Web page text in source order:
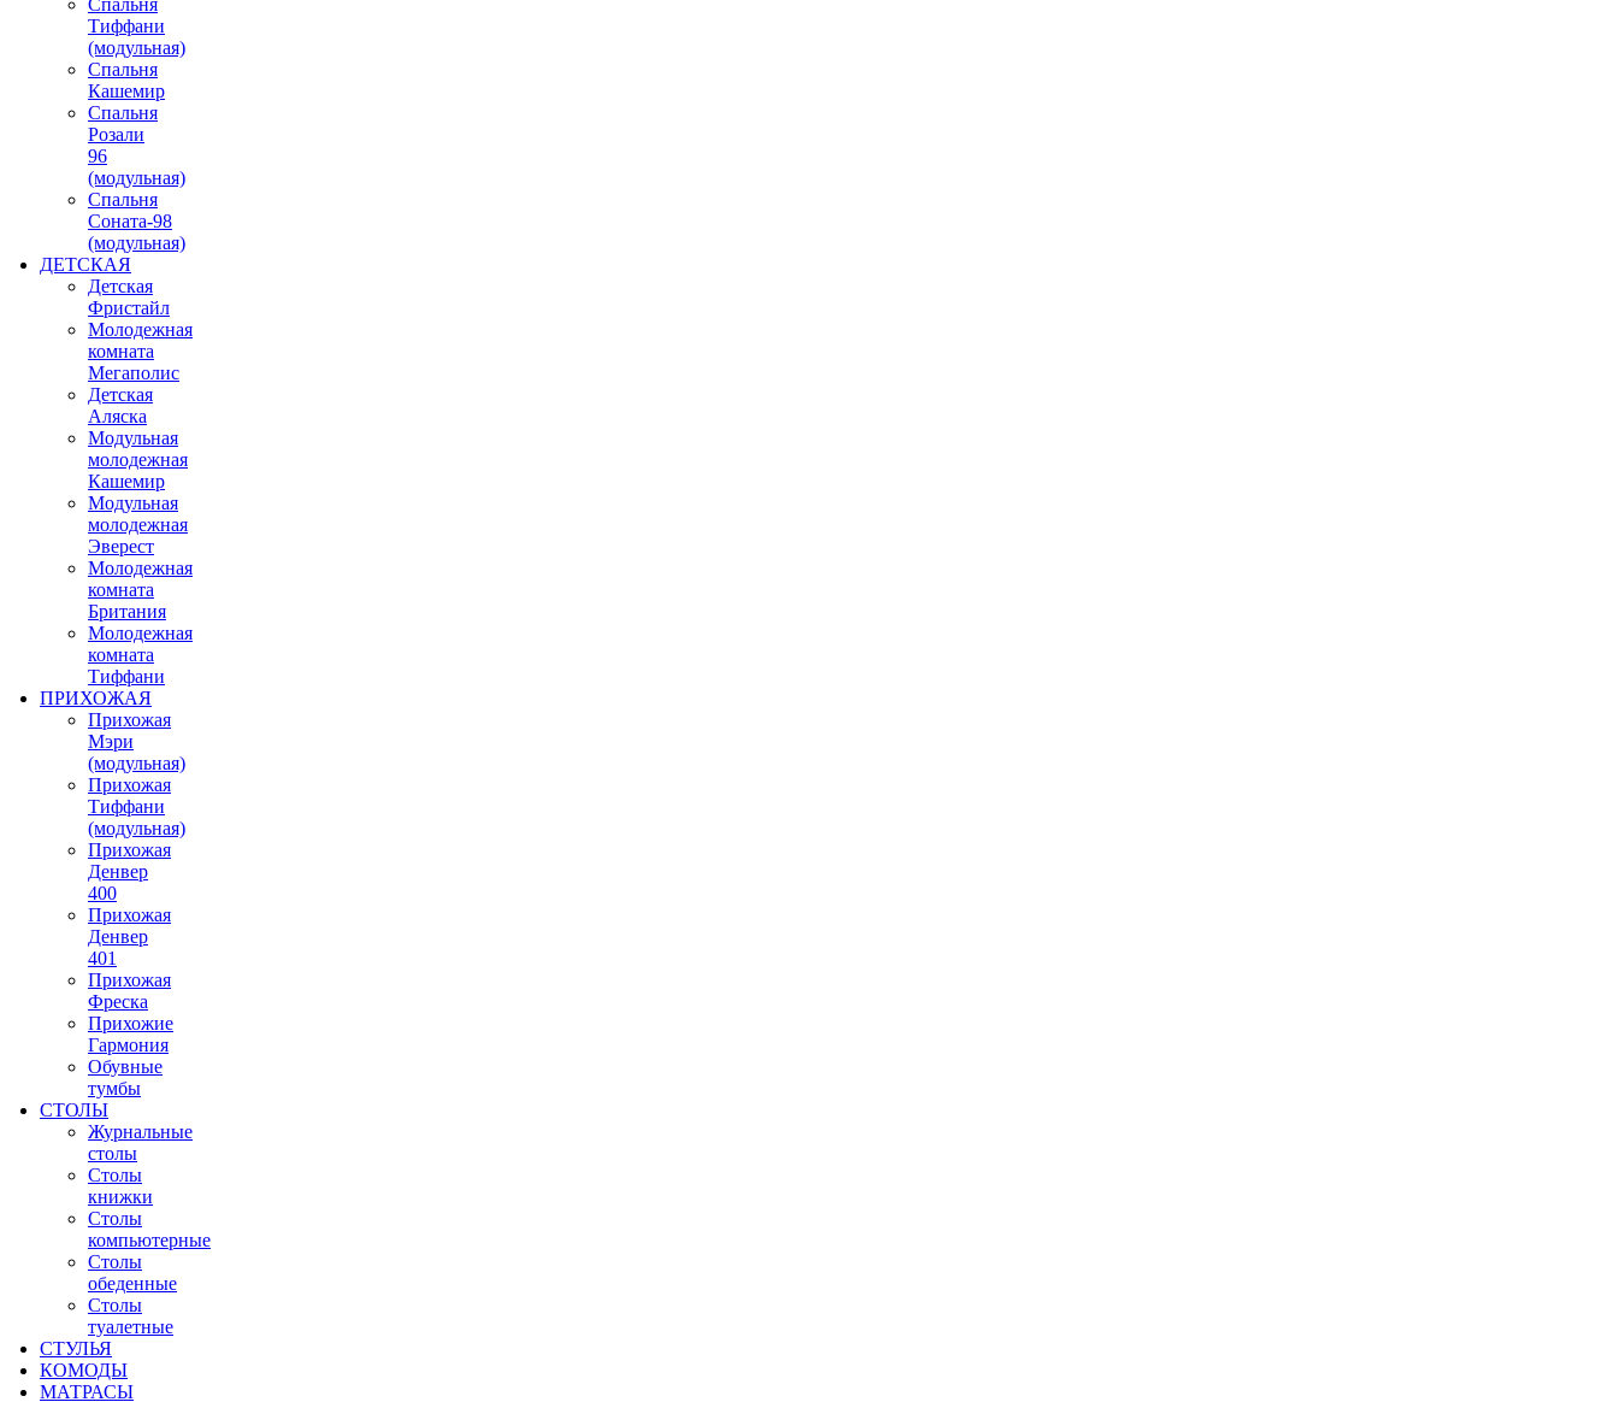
Спальня
Тиффани
(модульная)
Спальня
Кашемир
Спальня
Розали
96
(модульная)
Спальня
Соната-98
(модульная)
ДЕТСКАЯ
Детская
Фристайл
Молодежная
комната
Мегаполис
Детская
Аляска
Модульная
молодежная
Кашемир
Модульная
молодежная
Эверест
Молодежная
комната
Британия
Молодежная
комната
Тиффани
ПРИХОЖАЯ
Прихожая
Мэри
(модульная)
Прихожая
Тиффани
(модульная)
Прихожая
Денвер
400
Прихожая
Денвер
401
Прихожая
Фреска
Прихожие
Гармония
Обувные
тумбы
СТОЛЫ
Журнальные
столы
Столы
книжки
Столы
компьютерные
Столы
обеденные
Столы
туалетные
СТУЛЬЯ
КОМОДЫ
МАТРАСЫ